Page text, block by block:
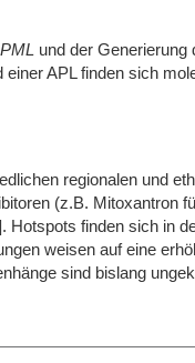
PMLund der Generierung
APL finden sich
regionalen und
(z.B. Mitoxantron
. Hotspots finden sich in
weisen auf eine
sind bislang